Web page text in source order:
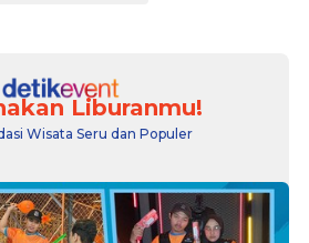
Liburanmu!
Wisata Seru dan Populer